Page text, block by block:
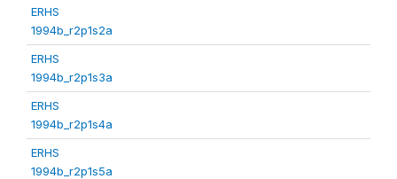
ERHS
1994b_r2p1s2a
ERHS
1994b_r2p1s3a
ERHS
1994b_r2p1s4a
ERHS
1994b_r2p1s5a